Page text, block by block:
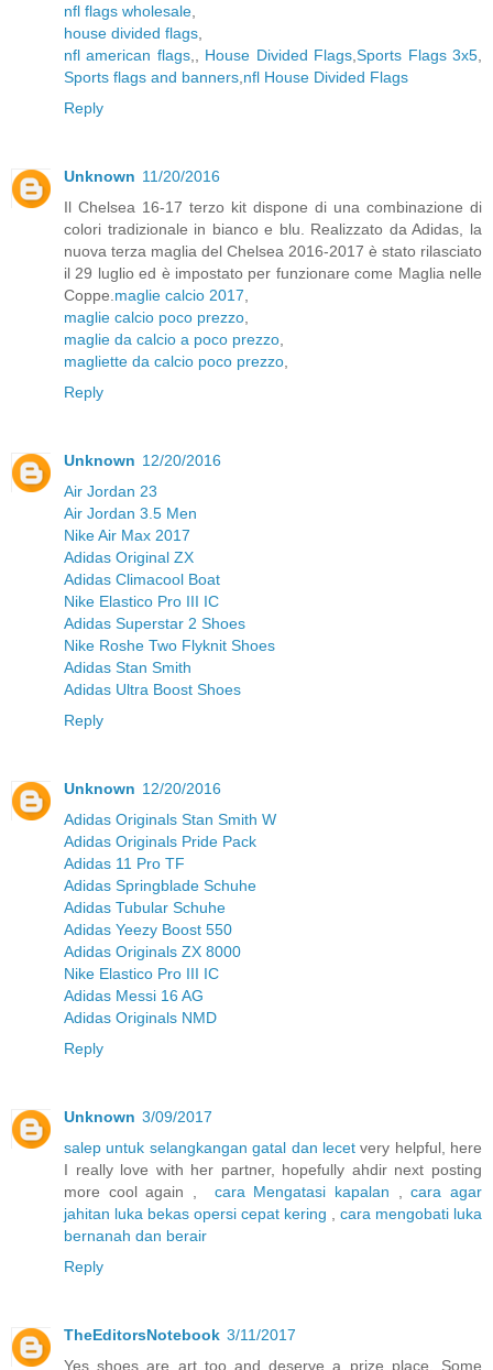
nfl flags wholesale
house divided flags
nfl american flags,, House Divided Flags ,Sports Flags 3x5
Sports flags and banners nfl House Divided Flags
Reply
Unknown 11/20/2016
Il Chelsea 16-17 terzo kit dispone di una combinazione di
colori tradizionale in bianco e blu. Realizzato da Adidas, la
nuova terza maglia del Chelsea 2016-2017 è stato rilasciato
il 29 luglio ed è impostato per funzionare come Maglia nelle
Coppe. maglie calcio 2017
maglie calcio poco prezzo
maglie da calcio a poco prezzo
magliette da calcio poco prezzo
Reply
Unknown 12/20/2016
Air Jordan 23
Air Jordan 3.5 Men
Nike Air Max 2017
Adidas Original ZX
Adidas Climacool Boat
Nike Elastico Pro III IC
Adidas Superstar 2 Shoes
Nike Roshe Two Flyknit Shoes
Adidas Stan Smith
Adidas Ultra Boost Shoes
Reply
Unknown 12/20/2016
Adidas Originals Stan Smith W
Adidas Originals Pride Pack
Adidas 11 Pro TF
Adidas Springblade Schuhe
Adidas Tubular Schuhe
Adidas Yeezy Boost 550
Adidas Originals ZX 8000
Nike Elastico Pro III IC
Adidas Messi 16 AG
Adidas Originals NMD
Reply
Unknown 3/09/2017
salep untuk selangkangan gatal dan lecetvery helpful, here
I really love with her partner, hopefully ahdir next posting
more cool again , cara Mengatasi kapalan ,cara agar
jahitan luka bekas opersi cepat kering
cara mengobati luka
bernanah dan berair
Reply
TheEditorsNotebook 3/11/2017
Yes shoes are art too and deserve a prize place. Some